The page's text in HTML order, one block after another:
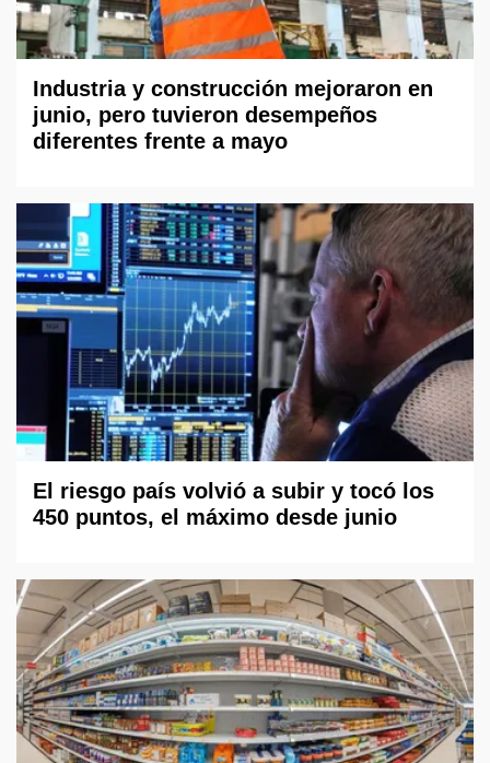
Industria y construcción mejoraron en
junio, pero tuvieron desempeños
diferentes frente a mayo
El riesgo país volvió a subir y tocó los
450 puntos, el máximo desde junio